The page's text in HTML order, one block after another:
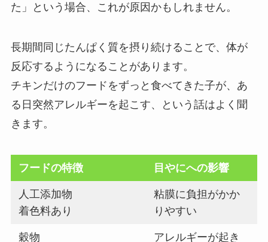
た」という場合、これが原因かもしれません。
長期間同じたんぱく質を摂り続けることで、体が
反応するようになることがあります。
チキンだけのフードをずっと食べてきた子が、あ
る日突然アレルギーを起こす、という話はよく聞
きます。
フードの特徴 目やにへの影響
人工添加物
着色料あり
粘膜に負担がかか
りやすい
穀物 アレルギーが起き